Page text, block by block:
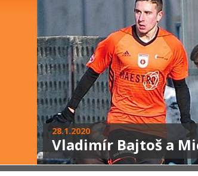
28.1.2020
Vladimír Bajtoš a